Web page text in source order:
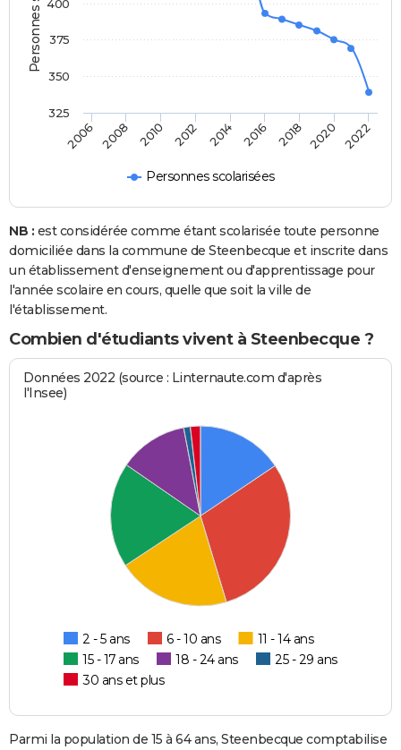
Personnes scolarisées
2006 2008 2010 2012 2014 2016 2018 2020 2022
325
350
375
400
NB : est considérée comme étant scolarisée toute personne
domiciliée dans la commune de Steenbecque et inscrite dans
un établissement d'enseignement ou d'apprentissage pour
l'année scolaire en cours, quelle que soit la ville de
l'établissement.
Combien d'étudiants vivent à Steenbecque ?
Données 2022 (source : Linternaute.com d'après
l'Insee)
2 - 5 ans 6 - 10 ans
11 - 14 ans
15 - 17 ans
18 - 24 ans
25 - 29 ans
30 ans et plus
Parmi la population de 15 à 64 ans, Steenbecque comptabilise